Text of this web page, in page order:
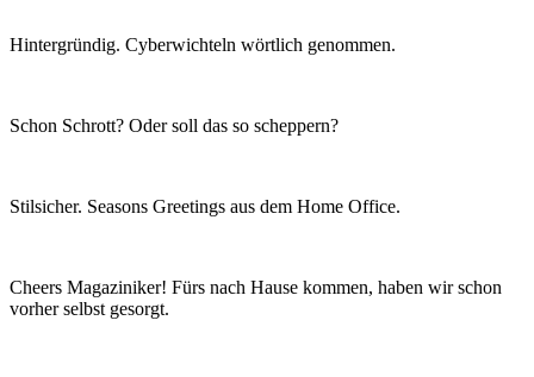
Hinter­gründig. Cyber­wich­teln wört­lich genommen.
Schon Schrott? Oder soll das so schep­pern?
Stil­si­cher. Seasons Gree­tings aus dem Home Office.
Cheers Magaziniker! Fürs nach Hause kommen, haben wir schon
vorher selbst gesorgt.